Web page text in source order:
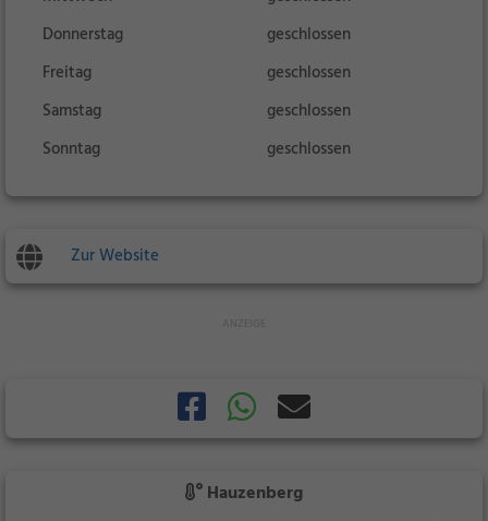
Donnerstag
geschlossen
Freitag
geschlossen
Samstag
geschlossen
Sonntag
geschlossen
Zur Website
Hauzenberg